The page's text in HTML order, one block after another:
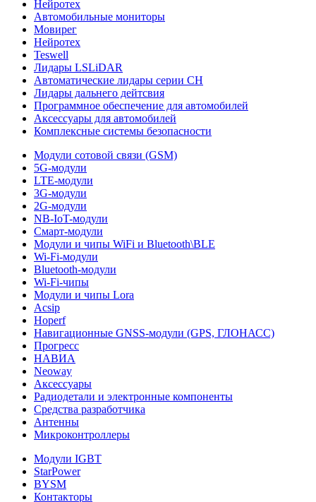
Нейротех
Автомобильные мониторы
Мовирег
Нейротех
Teswell
Лидары LSLiDAR
Автоматические лидары серии CH
Лидары дальнего дейтсвия
Программное обеспечение для автомобилей
Аксессуары для автомобилей
Комплексные системы безопасности
Модули сотовой связи (GSM)
5G-модули
LTE-модули
3G-модули
2G-модули
NB-IoT-модули
Смарт-модули
Модули и чипы WiFi и Bluetooth\BLE
Wi-Fi-модули
Bluetooth-модули
Wi-Fi-чипы
Модули и чипы Lora
Acsip
Hoperf
Навигационные GNSS-модули (GPS, ГЛОНАСС)
Прогресс
НАВИА
Neoway
Аксессуары
Радиодетали и электронные компоненты
Средства разработчика
Антенны
Микроконтроллеры
Модули IGBT
StarPower
BYSM
Контакторы